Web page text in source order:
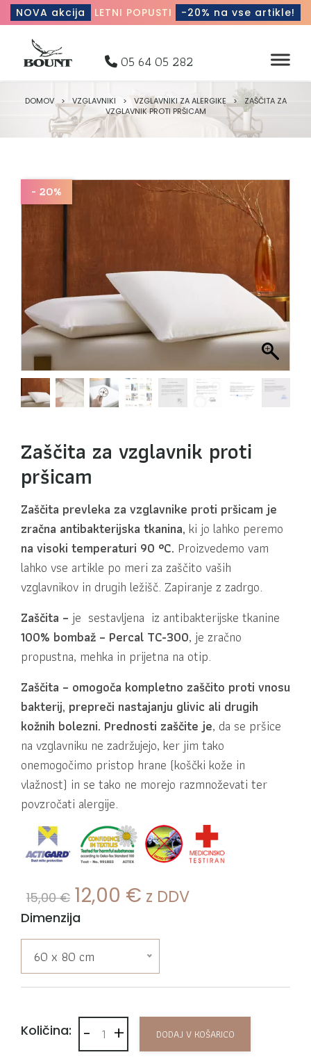
NOVA akcija LETNI POPUSTI -20% na vse artikle!
05 64 05 282
DOMOV > VZGLAVNIKI > VZGLAVNIKI ZA ALERGIKE >
ZAŠČITA ZA
VZGLAVNIK PROTI PRŠICAM
- 20%
Zaščita za vzglavnik proti
pršicam
Zaščita prevleka za vzglavnike proti pršicam je
zračna antibakterijska tkanina, ki jo lahko peremo
na visoki temperaturi 90 °C. Proizvedemo vam
lahko vse artikle po meri za zaščito vaših
vzglavnikov in drugih ležišč. Zapiranje z zadrgo.
Zaščita – je sestavljena iz antibakterijske tkanine
100% bombaž – Percal TC-300, je zračno
propustna, mehka in prijetna na otip.
Zaščita – omogoča kompletno zaščito proti vnosu
bakterij, prepreči nastajanju glivic ali drugih
kožnih bolezni. Prednosti zaščite je, da se pršice
na vzglavniku ne zadržujejo, ker jim tako
onemogočimo pristop hrane (koščki kože in
vlažnost) in se tako ne morejo razmnoževati ter
povzročati alergije.
15,00€ Izvirna cena je bila:
12,00 € Trenutna cena
z DDV
Dimenzija
60 x 80 cm
Količina: Zaščita za vzglavnik proti pršicam količina
+
- DODAJ V KOŠARICO